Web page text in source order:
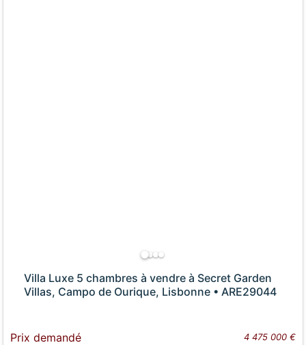
Villa Luxe 5 chambres à vendre à Secret Garden
Villas, Campo de Ourique, Lisbonne • ARE29044
Prix demandé 4 475 000 €